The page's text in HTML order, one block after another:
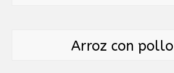
Arroz con pollo